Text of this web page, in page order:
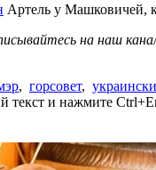
Артель у Машковичей,
на наш
, горсовет,
и нажмите